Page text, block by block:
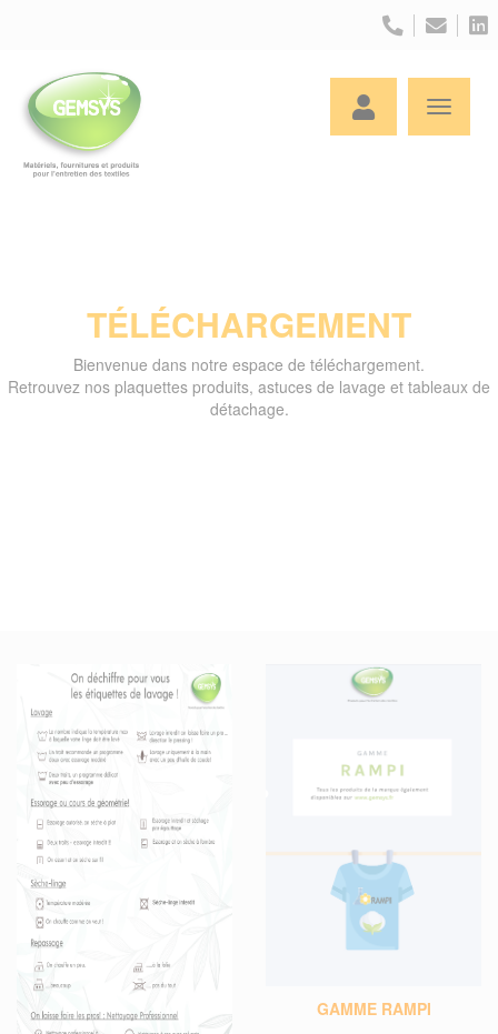
TÉLÉCHARGEMENT
Bienvenue dans notre espace de téléchargement.
Retrouvez nos plaquettes produits, astuces de lavage et tableaux de
détachage.
GAMME RAMPI